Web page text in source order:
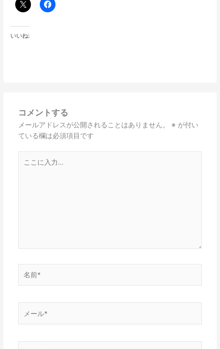
いいね:
コメントする
メールアドレスが公開されることはありません。 ※ が付い
ている欄は必須項目です
ー
*